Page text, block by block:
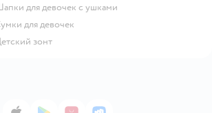
Шапки для девочек с ушками
Сумки для девочек
Детский зонт